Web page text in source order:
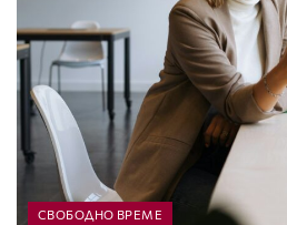
СВОБОДНО ВРЕМЕ